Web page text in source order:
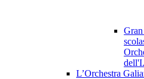
L’Orchestra